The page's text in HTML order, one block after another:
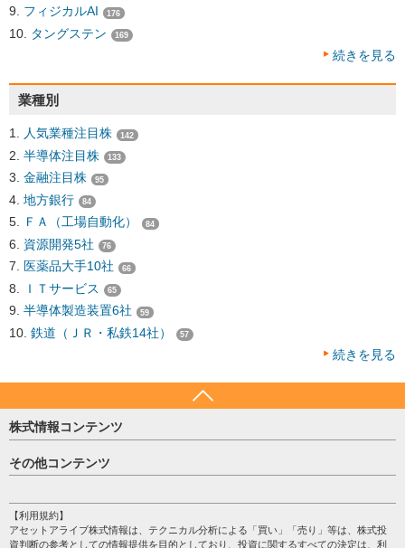
フィジカルAI 176
タングステン 169
続きを見る
業種別
人気業種注目株 142
半導体注目株 133
金融注目株 95
地方銀行 84
ＦＡ（工場自動化） 84
資源開発5社 76
医薬品大手10社 66
ＩＴサービス 65
半導体製造装置6社 59
鉄道（ＪＲ・私鉄14社） 57
続きを見る
株式情報コンテンツ
日経平均
売買シグナル
注目銘柄
株テーマ情報
海外市況
その他コンテンツ
個人情報保護方針
プライバシーポリシー
【利用規約】
アセットアライブ株式情報は、テクニカル分析による「買い」「売り」等は、株式投
資判断の参考としての情報提供を目的としており、投資に関するすべての決定は、利